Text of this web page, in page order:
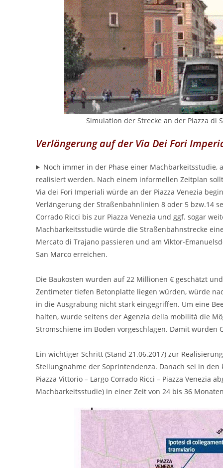
Simulation der Strecke an der Piazza di
Verlängerung auf der Via Dei Fori
Noch immer in der Phase einer
realisiert werden. Nach einem informellen Zeitplan
Via dei Fori Imperiali würde an der Piazza Venezia
Verlängerung der Straßenbahnlinien 8 oder 5 bzw.14
Corrado Ricci bis zur Piazza Venezia und ggf. sogar
Machbarkeitsstudie würde die Straßenbahnstrecke
Mercato di Trajano passieren und am Viktor-
San Marco erreichen.
Die Baukosten wurden auf 22 Millionen € geschätzt
Zentimeter tiefen Betonplatte liegen würden, würde
in die Ausgrabung nicht stark eingegriffen. Um eine
halten, wurde seitens der Agenzia della mobilità die
Stromschiene im Boden vorgeschlagen. Damit
Ein wichtiger Schritt (Stand 21.06.2017) zur
Stellungnahme der Soprintendenza. Danach sei in
Piazza Vittorio – Largo Corrado Ricci – Piazza Venezia
Machbarkeitsstudie) in einer Zeit von 24 bis 36